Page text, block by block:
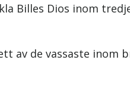
Billes Dios inom
av de vassaste inom